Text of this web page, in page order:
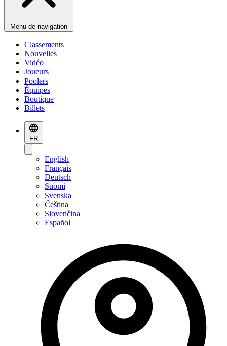
Menu de navigation
Classements
Nouvelles
Vidéo
Joueurs
Poolers
Équipes
Boutique
Billets
FR
English
Français
Deutsch
Suomi
Svenska
Čeština
Slovenčina
Español